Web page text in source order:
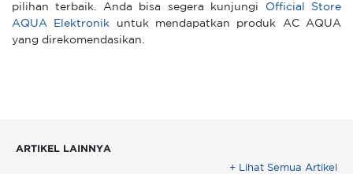
pilihan terbaik. Anda bisa segera kunjungi
Official Store
AQUA Elektronik untuk mendapatkan produk AC AQUA
yang direkomendasikan.
ARTIKEL LAINNYA
+ Lihat Semua Artikel